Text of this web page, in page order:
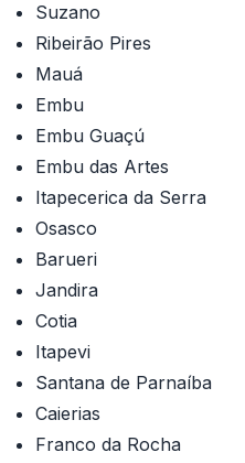
Suzano
Ribeirão Pires
Mauá
Embu
Embu Guaçú
Embu das Artes
Itapecerica da Serra
Osasco
Barueri
Jandira
Cotia
Itapevi
Santana de Parnaíba
Caierias
Franco da Rocha